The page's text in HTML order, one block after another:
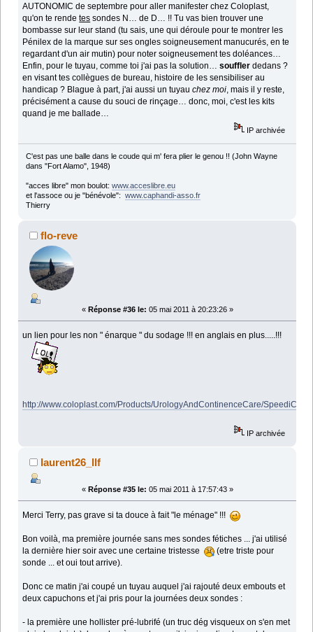
AUTONOMIC de septembre pour aller manifester chez Coloplast,
qu'on te rendetes sondes N… de D… !! Tu vas bien trouver une
bombasse sur leur stand (tu sais, une qui déroule pour te montrer les
Pénilex de la marque sur ses ongles soigneusement manucurés, en te
regardant d'un air mutin) pour noter soigneusement tes doléances…
Enfin, pour le tuyau, comme toi j'ai pas la solution…souffler dedans ?
en visant tes collègues de bureau, histoire de les sensibiliser au
handicap ? Blague à part, j'ai aussi un tuyauchez moi , mais il y reste,
précisément a cause du souci de rinçage… donc, moi, c'est les kits
quand je me ballade…
IP archivée
C'est pas une balle dans le coude qui m' fera plier le genou !! (John Wayne
dans "Fort Alamo", 1948)
"acces libre" mon boulot: www.acceslibre.eu
et l'assoce ou je "bénévole": www.caphandi-asso.fr
Thierry
flo-reve
« Réponse #36 le: 05 mai 2011 à 20:23:26 »
un lien pour les non " énarque " du sodage !!! en anglais en plus.....!!!
http://www.coloplast.com/Products/UrologyAndContinenceCare/
IP archivée
laurent26_llf
« Réponse #35 le: 05 mai 2011 à 17:57:43 »
Merci Terry, pas grave si ta douce à fait "le ménage" !!!
Bon voilà, ma première journée sans mes sondes fétiches ... j'ai utilisé
la dernière hier soir avec une certaine tristesse
(etre triste pour
sonde ... et oui tout arrive).
Donc ce matin j'ai coupé un tuyau auquel j'ai rajouté deux embouts et
deux capuchons et j'ai pris pour la journées deux sondes :
- la première une hollister pré-lubrifé (un truc dég visqueux on s'en met